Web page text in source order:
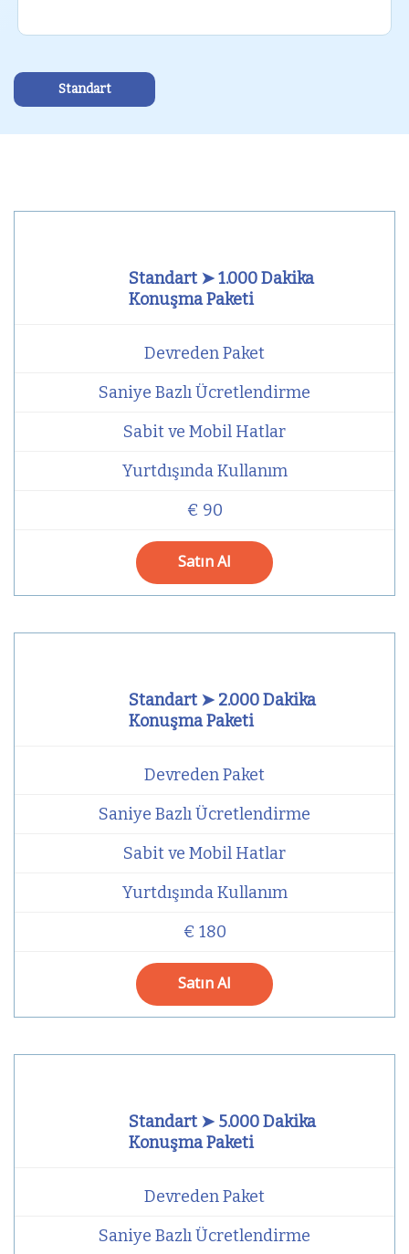
Standart
Standart ➤ 1.000 Dakika
Konuşma Paketi
Devreden Paket
Saniye Bazlı Ücretlendirme
Sabit ve Mobil Hatlar
Yurtdışında Kullanım
€ 90
Satın Al
Standart ➤ 2.000 Dakika
Konuşma Paketi
Devreden Paket
Saniye Bazlı Ücretlendirme
Sabit ve Mobil Hatlar
Yurtdışında Kullanım
€ 180
Satın Al
Standart ➤ 5.000 Dakika
Konuşma Paketi
Devreden Paket
Saniye Bazlı Ücretlendirme